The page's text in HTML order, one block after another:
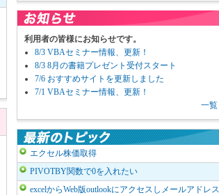
利用者の皆様にお知らせです。
8/3 VBAセミナー情報、更新！
8/3 8月の書籍プレゼント受付スタート
7/6 おすすめサイトを更新しました
7/1 VBAセミナー情報、更新！
一覧
エクセル株価取得
PIVOTBY関数で0を入れたい
excelからWeb版outlookにアクセスしメールアドレス